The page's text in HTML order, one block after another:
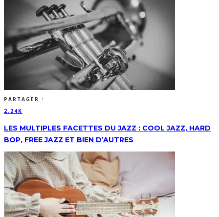
PARTAGER :
2.24K
LES MULTIPLES FACETTES DU JAZZ : COOL JAZZ, HARD
BOP, FREE JAZZ ET BIEN D’AUTRES